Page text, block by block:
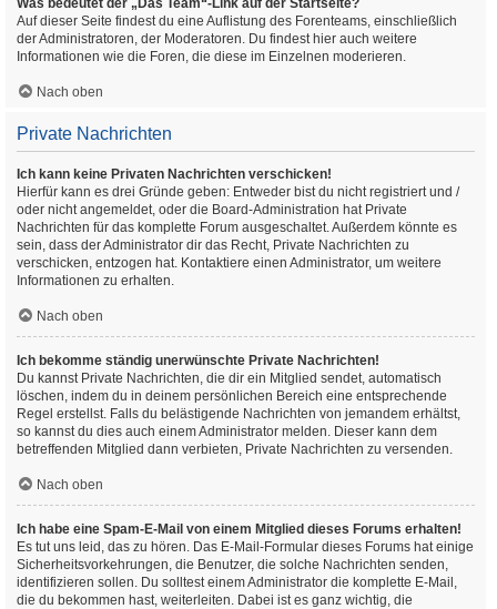
Was bedeutet der „Das Team“-Link auf der Startseite?
Auf dieser Seite findest du eine Auflistung des Forenteams, einschließlich
der Administratoren, der Moderatoren. Du findest hier auch weitere
Informationen wie die Foren, die diese im Einzelnen moderieren.
Nach oben
Private Nachrichten
Ich kann keine Privaten Nachrichten verschicken!
Hierfür kann es drei Gründe geben: Entweder bist du nicht registriert und /
oder nicht angemeldet, oder die Board-Administration hat Private
Nachrichten für das komplette Forum ausgeschaltet. Außerdem könnte es
sein, dass der Administrator dir das Recht, Private Nachrichten zu
verschicken, entzogen hat. Kontaktiere einen Administrator, um weitere
Informationen zu erhalten.
Nach oben
Ich bekomme ständig unerwünschte Private Nachrichten!
Du kannst Private Nachrichten, die dir ein Mitglied sendet, automatisch
löschen, indem du in deinem persönlichen Bereich eine entsprechende
Regel erstellst. Falls du belästigende Nachrichten von jemandem erhältst,
so kannst du dies auch einem Administrator melden. Dieser kann dem
betreffenden Mitglied dann verbieten, Private Nachrichten zu versenden.
Nach oben
Ich habe eine Spam-E-Mail von einem Mitglied dieses Forums erhalten!
Es tut uns leid, das zu hören. Das E-Mail-Formular dieses Forums hat einige
Sicherheitsvorkehrungen, die Benutzer, die solche Nachrichten senden,
identifizieren sollen. Du solltest einem Administrator die komplette E-Mail,
die du bekommen hast, weiterleiten. Dabei ist es ganz wichtig, die